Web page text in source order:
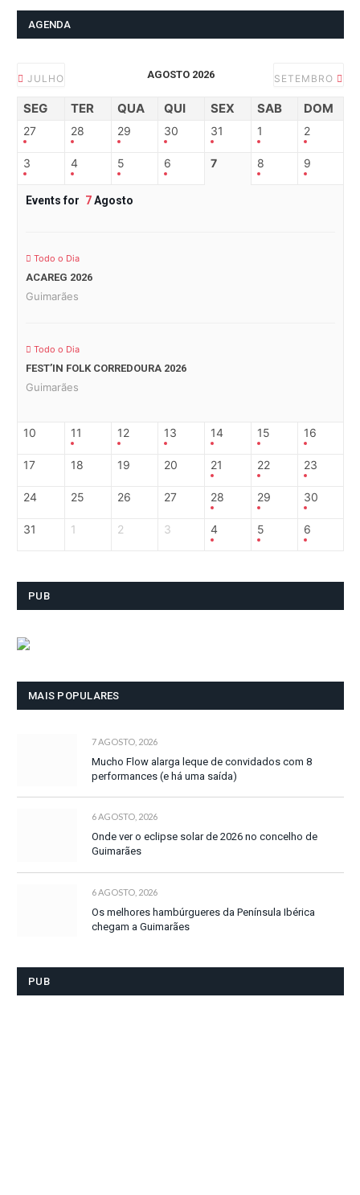
AGENDA
JULHO AGOSTO 2026 SETEMBRO
SEG TER QUA QUI SEX SAB DOM
27 28 29 30 31 1 2
3 4 5 6 7 8 9
Events for 7Agosto
Todo o Dia
ACAREG 2026
Guimarães
Todo o Dia
FEST’IN FOLK CORREDOURA 2026
Guimarães
10 11 12 13 14 15 16
17 18 19 20 21 22 23
24 25 26 27 28 29 30
31 1 2 3 4 5 6
PUB
MAIS POPULARES
7 AGOSTO, 2026
Mucho Flow alarga leque de convidados com 8
performances (e há uma saída)
6 AGOSTO, 2026
Onde ver o eclipse solar de 2026 no concelho de
Guimarães
6 AGOSTO, 2026
Os melhores hambúrgueres da Península Ibérica
chegam a Guimarães
PUB